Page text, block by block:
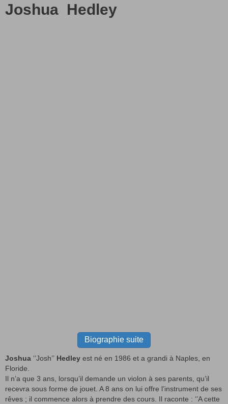
Joshua Hedley
Biographie suite
Joshua ‘’Josh’’ Hedley est né en 1986 et a grandi à Naples, en
Floride.
Il n’a que 3 ans, lorsqu’il demande un violon à ses parents, qu’il
recevra sous forme de jouet. A 8 ans on lui offre l’instrument de ses
rêves ; il commence alors à prendre des cours. Il raconte : ‘’A cette